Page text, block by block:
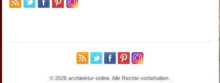
© 2026 architektur-online. Alle Rechte vorbehalten .